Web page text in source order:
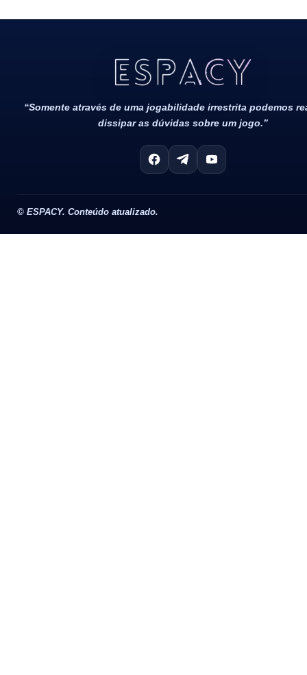
Todos Os Direitos Reservados 2022/2023​
“Somente através de uma jogabilidade irrestrita podemos
dissipar as dúvidas sobre um jogo.”
© ESPACY. Conteúdo atualizado.